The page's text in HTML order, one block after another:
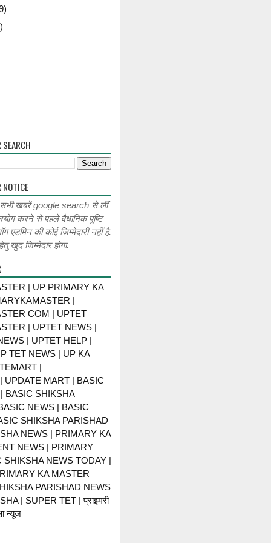
सभी खबरें google search से लीं
करने से पहले वैधानिक पुष्टि
की कोई जिम्मेदारी नहीं है.
खुद जिम्मेदार होगा.
| UP PRIMARY KA
|
COM | UPTET
| UPTET NEWS |
| UPTET HELP |
TET NEWS | UP KA
|
UPDATE MART | BASIC
BASIC SHIKSHA
NEWS | BASIC
SHIKSHA PARISHAD
NEWS | PRIMARY KA
NEWS | PRIMARY
NEWS TODAY |
KA MASTER
PARISHAD NEWS
| SUPER TET | प्राइमरी
न्यूज